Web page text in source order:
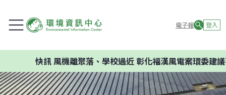
電子報 登入
風機離聚落、學校過近 彰化福漢風電案環委建議不應開